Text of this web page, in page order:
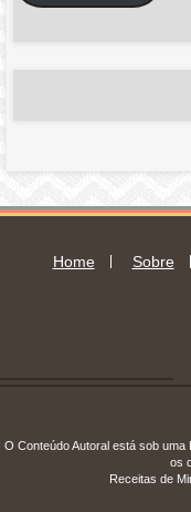
Home Sobre
O Conteúdo Autoral está sob uma
os
Receitas de